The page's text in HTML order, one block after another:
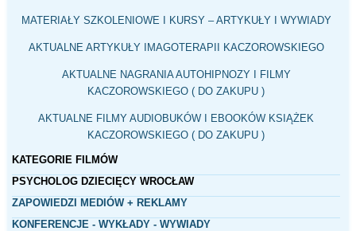
MATERIAŁY SZKOLENIOWE I KURSY – ARTYKUŁY I WYWIADY
AKTUALNE ARTYKUŁY IMAGOTERAPII KACZOROWSKIEGO
AKTUALNE NAGRANIA AUTOHIPNOZY I FILMY
KACZOROWSKIEGO ( DO ZAKUPU )
AKTUALNE FILMY AUDIOBUKÓW I EBOOKÓW KSIĄŻEK
KACZOROWSKIEGO ( DO ZAKUPU )
KATEGORIE FILMÓW
PSYCHOLOG DZIECIĘCY WROCŁAW
ZAPOWIEDZI MEDIÓW + REKLAMY
KONFERENCJE - WYKŁADY - WYWIADY